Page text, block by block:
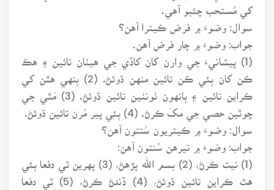
کي مُستحب چئبو آهي.
سوال: وضوءَ ۾ فرض ڪيترا آهن؟
جواب: وضوءَ ۾ چار فرض آهن.
(1) پيشانيءَ جي وارن کان کاڏي جي هيٺان تائين ۽ هڪ
ڪن کان ٻئي ڪن تائين منهن ڌوئڻ. (2) ٻنهي هٿن کي
ڪراين تائين ۽ ٻانهون ٺونٺين تائين ڌوئڻ. (3) مَٿي جي
چوٿين حصي جي مکَ ڪرڻ. (4) ٻئي پير مُرن تائين ڌوئڻ.
سوال: وضوءَ ۾ ڪيتريون سُنتون آهن؟
جواب: وضوءَ ۾ تيرهن سُنتون آهن:
(1) نيت ڪرڻ، (2) بسم الله پڙهڻ، (3) پهرين ٽي دفعا ٻئي
هٿ ڪراين تائين ڌوئڻ، (4) ڏندڻ ڪرڻ، (5) ٽي دفعا